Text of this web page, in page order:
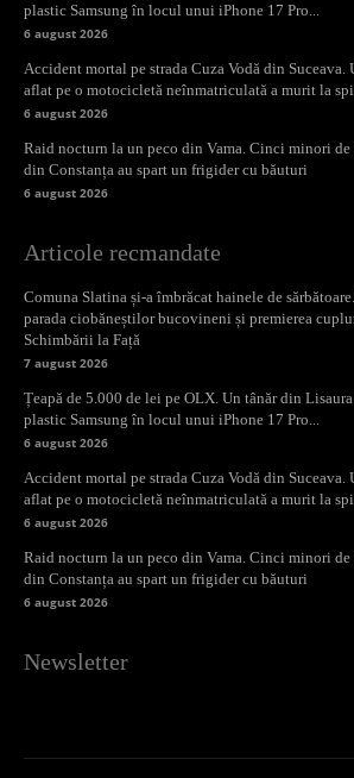
plastic Samsung în locul unui iPhone 17 Pro...
6 august 2026
Accident mortal pe strada Cuza Vodă din Suceava.
aflat pe o motocicletă neînmatriculată a murit la
6 august 2026
Raid nocturn la un peco din Vama. Cinci minori
din Constanța au spart un frigider cu băuturi
6 august 2026
Articole recmandate
Comuna Slatina și-a îmbrăcat hainele de
parada ciobăneștilor bucovineni și premierea
Schimbării la Față
7 august 2026
Țeapă de 5.000 de lei pe OLX. Un tânăr din
plastic Samsung în locul unui iPhone 17 Pro...
6 august 2026
Accident mortal pe strada Cuza Vodă din Suceava.
aflat pe o motocicletă neînmatriculată a murit la
6 august 2026
Raid nocturn la un peco din Vama. Cinci minori
din Constanța au spart un frigider cu băuturi
6 august 2026
Newsletter